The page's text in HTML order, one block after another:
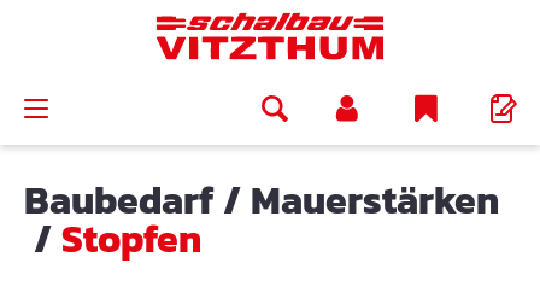
Baubedarf/Mauerstärken
/Stopfen